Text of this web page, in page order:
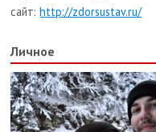
сайт: http://zdorsustav.ru/
Личное